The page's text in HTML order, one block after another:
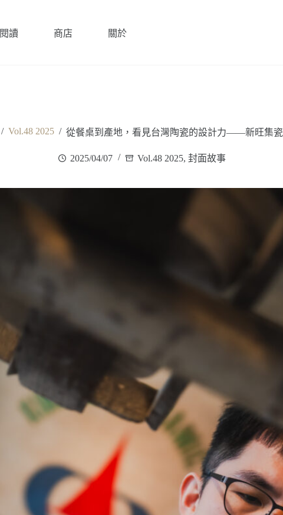
閱讀 商店 關於
/ Vol.48 2025 / 從餐桌到產地，看見台灣陶瓷的設計力——新旺集瓷
2025/04/07 Vol.48 2025, 封面故事